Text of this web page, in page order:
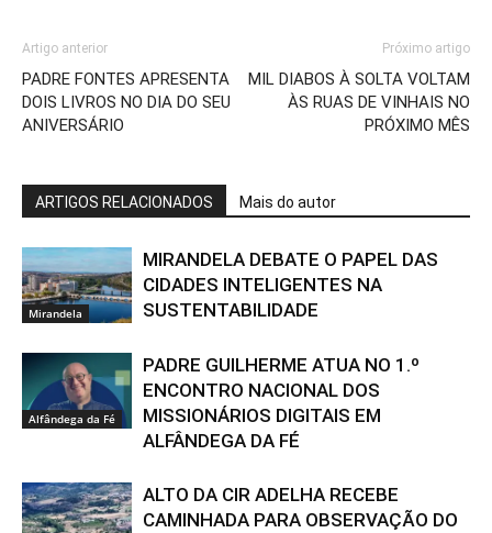
Artigo anterior
PADRE FONTES APRESENTA
DOIS LIVROS NO DIA DO SEU
ANIVERSÁRIO
Próximo artigo
MIL DIABOS À SOLTA VOLTAM
ÀS RUAS DE VINHAIS NO
PRÓXIMO MÊS
ARTIGOS RELACIONADOS Mais do autor
Mirandela
MIRANDELA DEBATE O PAPEL DAS
CIDADES INTELIGENTES NA
SUSTENTABILIDADE
Alfândega da Fé
PADRE GUILHERME ATUA NO 1.º
ENCONTRO NACIONAL DOS
MISSIONÁRIOS DIGITAIS EM
ALFÂNDEGA DA FÉ
ALTO DA CIR ADELHA RECEBE
CAMINHADA PARA OBSERVAÇÃO DO